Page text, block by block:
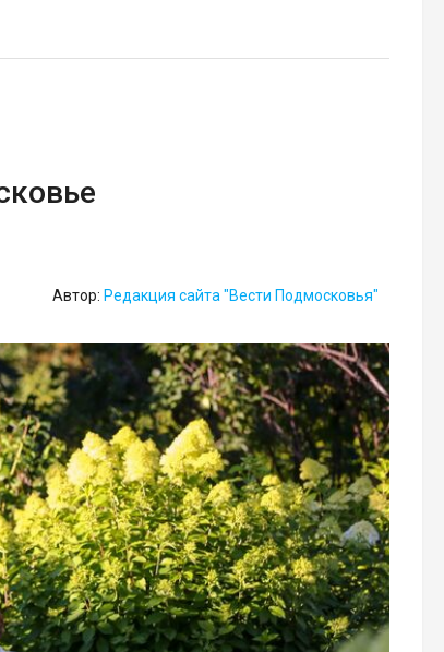
Автор: Редакция сайта "Вести Подмосковья"